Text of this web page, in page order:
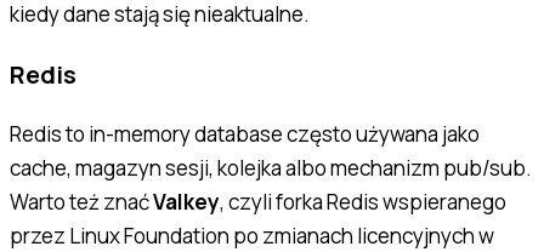
kiedy dane stają się nieaktualne.
Redis
Redis to in-memory database często używana jako
cache, magazyn sesji, kolejka albo mechanizm pub/sub.
Warto też znaćValkey, czyli forka Redis wspieranego
przez Linux Foundation po zmianach licencyjnych w